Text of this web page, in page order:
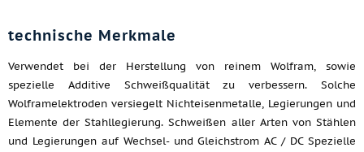
technische Merkmale
Verwendet bei der Herstellung von reinem Wolfram, sowie
spezielle Additive Schweißqualität zu verbessern. Solche
Wolframelektroden versiegelt Nichteisenmetalle, Legierungen und
Elemente der Stahllegierung. Schweißen aller Arten von Stählen
und Legierungen auf Wechsel- und Gleichstrom AC / DC Spezielle